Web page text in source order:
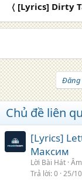
〈 [Lyrics] Dirty
Đăng
Chủ đề liên
[Lyrics]
Максим
Lời Bài Hát
Trả lời 0 25/